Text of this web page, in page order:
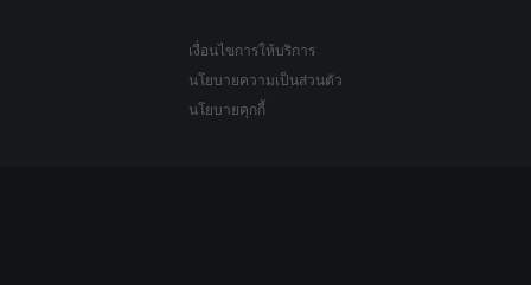
เงื่อนไขการให้บริการ
นโยบายความเป็นส่วนตัว
นโยบายคุกกี้